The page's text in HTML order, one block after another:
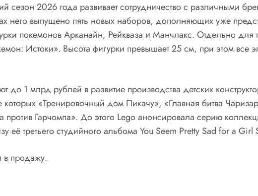
сезон 2026 года развивает сотрудничество с различными
него выпущено пять новых наборов, дополняющих уже
покемонов Арканайн, Рейкваза и Манчлакс. Отдельно
Истоки». Высота фигурки превышает 25 см, при этом
до 1 млрд рублей в развитие производства детских
которых «Тренировочный дом Пикачу», «Главная битва
против Гарчомпа». До этого Lego анонсировала серию
её третьего студийного альбома You Seem Pretty Sad for a Girl
в продажу.